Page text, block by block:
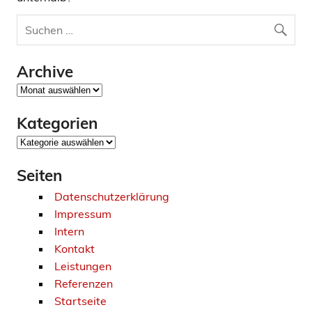
Archive
Archive
Kategorien
Kategorien
Seiten
Datenschutzerklärung
Impressum
Intern
Kontakt
Leistungen
Referenzen
Startseite